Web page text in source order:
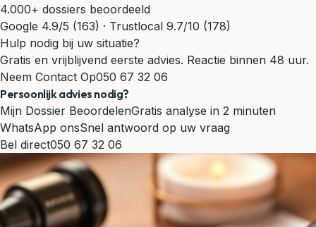
4.000+ dossiers beoordeeld
Google 4.9/5 (163) · Trustlocal 9.7/10 (178)
Hulp nodig bij uw situatie?
Gratis en vrijblijvend eerste advies. Reactie binnen 48 uur.
Neem Contact Op050 67 32 06
Persoonlijk advies nodig?
Mijn Dossier BeoordelenGratis analyse in 2 minuten
WhatsApp onsSnel antwoord op uw vraag
Bel direct050 67 32 06